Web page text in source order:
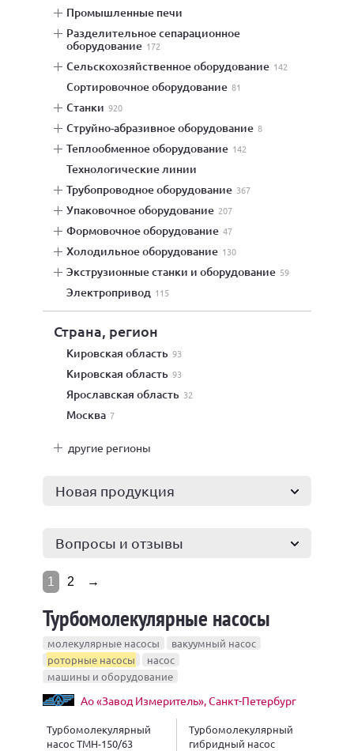
промышленные печи
разделительное сепарационное
оборудование 172
сельскохозяйственное оборудование 142
сортировочное оборудование 81
станки 920
струйно-абразивное оборудование 8
теплообменное оборудование 142
технологические линии
трубопроводное оборудование 367
упаковочное оборудование 207
формовочное оборудование 47
холодильное оборудование 130
экструзионные станки и оборудование 59
электропривод 115
Страна, регион
Кировская область 93
Кировская область 93
Ярославская область 32
Москва 7
другие регионы
Новая продукция
Вопросы и отзывы
1 2 →
Турбомолекулярные насосы
молекулярные насосы
вакуумный насос
роторные насосы
насос
машины и оборудование
Ао «Завод Измеритель», Санкт-Петербург
Турбомолекулярный
насос ТМН-150/63
Турбомолекулярный
гибридный насос